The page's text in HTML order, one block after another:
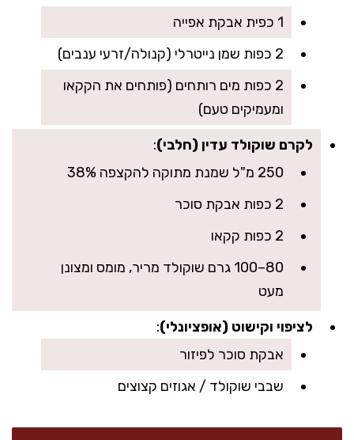
1 כפית אבקת אפייה
2 כפות שמן נייטרלי (קנולה/זרעי ענבים)
2 כפות מים רותחים (פותחים את הקקאו
ומעמיקים טעם)
לקרם שוקולד עדין (חלבי):
250 מ"ל שמנת מתוקה להקצפה 38%
2 כפות אבקת סוכר
2 כפות קקאו
80–100 גרם שוקולד מריר, מומס ומצונן
מעט
לציפוי וקישוט (אופציונלי):
אבקת סוכר לפיזור
שבבי שוקולד / אגוזים קצוצים